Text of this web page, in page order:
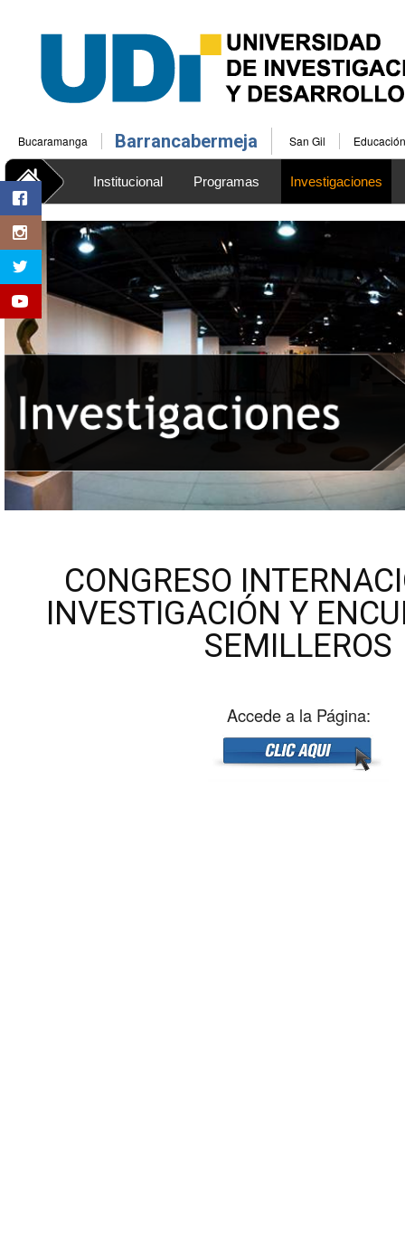
Bucaramanga Barrancabermeja San Gil
Institucional Programas Investigaciones
Bienestar Universitario
CONGRESO
INVESTIGACIÓN Y
SEMILLEROS
Accede a la Página: